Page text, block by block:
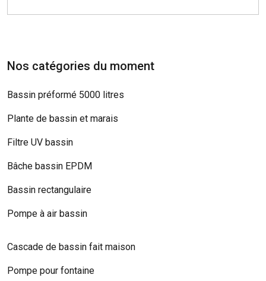
Nos catégories du moment
Bassin préformé 5000 litres
Plante de bassin et marais
Filtre UV bassin
Bâche bassin EPDM
Bassin rectangulaire
Pompe à air bassin
Cascade de bassin fait maison
Pompe pour fontaine